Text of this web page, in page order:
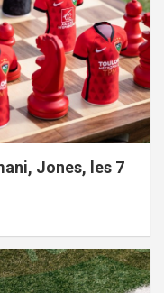
Jones, les 7